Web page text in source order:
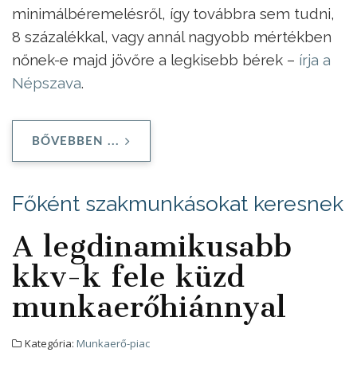
minimálbéremelésről, így továbbra sem tudni,
8 százalékkal, vagy annál nagyobb mértékben
nőnek-e majd jövőre a legkisebb bérek – írja a
Népszava.
BŐVEBBEN ...
Főként szakmunkásokat keresnek
A legdinamikusabb
kkv-k fele küzd
munkaerőhiánnyal
Kategória: Munkaerő-piac